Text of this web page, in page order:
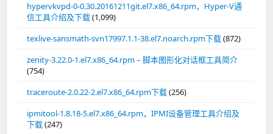
hypervkvpd-0-0.30.20161211git.el7.x86_64.rpm，Hyper-V通
信工具介绍及下载(1,099)
texlive-sansmath-svn17997.1.1-38.el7.noarch.rpm下载(872)
zenity-3.22.0-1.el7.x86_64.rpm – 脚本图形化对话框工具简介
(754)
traceroute-2.0.22-2.el7.x86_64.rpm下载(256)
ipmitool-1.8.18-5.el7.x86_64.rpm，IPMI设备管理工具介绍及
下载(247)